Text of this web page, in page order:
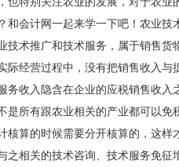
和会计网一起来学一下吧！农业技
业技术推广和技术服务，属于销售
实际经营过程中，没有把销售收入
务收入隐含在企业的应税销售收入
是所有跟农业相关的产业都可以免税
核算的时候需要分开核算的，这
之相关的技术咨询、技术服务免征